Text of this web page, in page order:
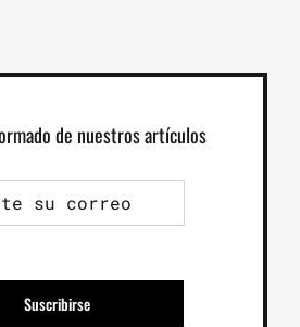
de nuestros artículos
Suscribirse